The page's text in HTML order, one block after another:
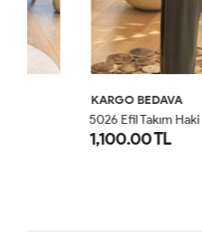
KARGO BEDAVA
5026 Efil Takım Haki
1,100.00 TL